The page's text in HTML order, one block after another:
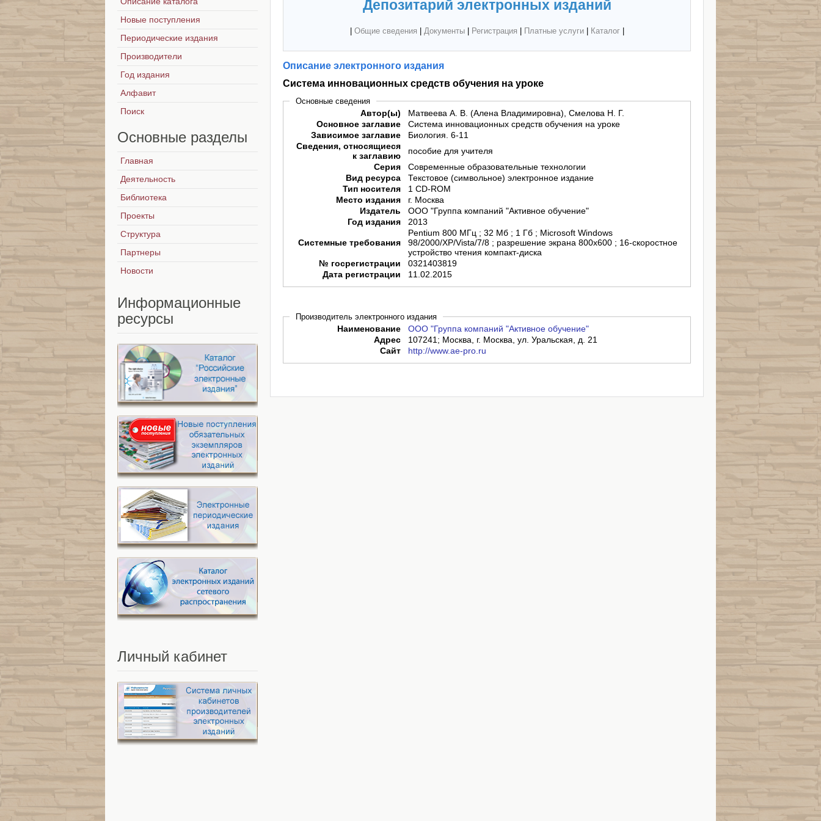
Депозитарий электронных изданий
Общие сведения Документы| Регистрация Платные услуги| Каталог|
Описание электронного издания
Система инновационных средств обучения на уроке
Основные сведения
Автор(ы)
Матвеева А. В. (Алена Владимировна), Смелова Н. Г.
Основное заглавие
Система инновационных средств обучения на уроке
Зависимое заглавие
Биология. 6-11
Сведения, относящиеся
к заглавию
пособие для учителя
Серия
Современные образовательные технологии
Вид ресурса
Текстовое (символьное) электронное издание
Тип носителя
1 CD-ROM
Место издания
г. Москва
Издатель
ООО "Группа компаний "Активное обучение"
Год издания
2013
Системные требования
Pentium 800 МГц ; 32 Мб ; 1 Гб ; Microsoft Windows
98/2000/XP/Vista/7/8 ; разрешение экрана 800х600 ; 16-скоростное
устройство чтения компакт-диска
№ госрегистрации
0321403819
Дата регистрации
11.02.2015
Производитель электронного издания
Наименование
ООО "Группа компаний "Активное обучение"
Адрес
107241; Москва, г. Москва, ул. Уральская, д. 21
Сайт
http://www.ae-pro.ru
Новые поступления
Периодические издания
Производители
Год издания
Алфавит
Поиск
Основные разделы
Главная
Деятельность
Библиотека
Проекты
Структура
Партнеры
Новости
Информационные
ресурсы
Личный кабинет